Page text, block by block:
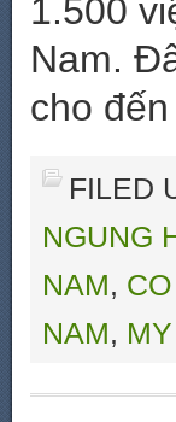
1.500
Nam.
cho
FILED
NGUNG
NAM,
NAM,